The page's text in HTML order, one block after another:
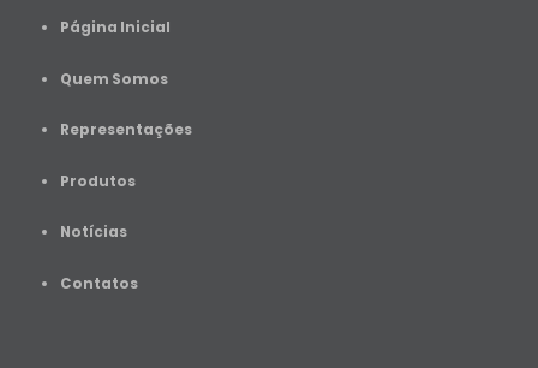
Página Inicial
Quem Somos
Representações
Produtos
Notícias
Contatos